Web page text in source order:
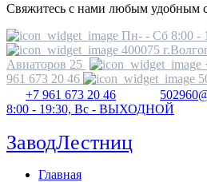
Свяжитесь с нами любым удобным
Пн- - Сб 8:00
400075
Авиаторов 25
961 673 20 46
+7 961 673 20 46
8:00 - 19:30, Вс - ВЫХОДНОЙ
ЗаводЛестниц
Главная